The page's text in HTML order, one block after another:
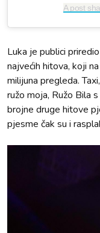
A post
Luka je publici
najvećih hitova, koji
milijuna pregleda.
ružo moja, Ružo Bila
brojne druge hitove
pjesme čak su i